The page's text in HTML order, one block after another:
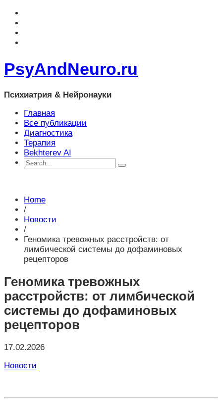
PsyAndNeuro.ru
Психиатрия & Нейронауки
Главная
Все публикации
Диагностика
Терапия
Bekhterev AI
Home
/
Новости
/
Геномика тревожных расстройств: от
лимбической системы до дофаминовых
рецепторов
Геномика тревожных
расстройств: от лимбической
системы до дофаминовых
рецепторов
17.02.2026
Новости